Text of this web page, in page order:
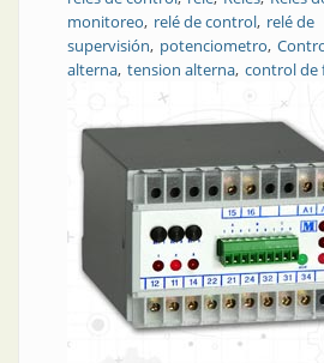
monitoreo relé de control relé de
supervisión potenciometro
alterna tension alterna control de